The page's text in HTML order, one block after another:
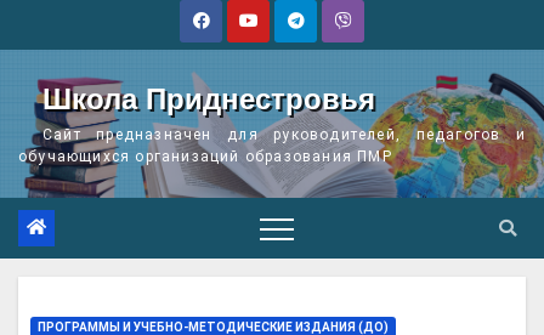
Школа Приднестровья
Сайт предназначен для руководителей, педагогов и
обучающихся организаций образования ПМР
ПРОГРАММЫ И УЧЕБНО-МЕТОДИЧЕСКИЕ ИЗДАНИЯ (ДО)